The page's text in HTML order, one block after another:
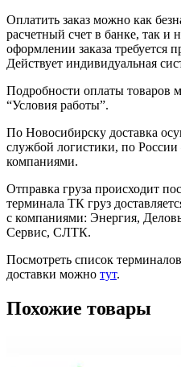
Оплатить заказ можно как
расчетный счет в банке, так и
оформлении заказа требуется
Действует индивидуальная
Подробности оплаты товаров
“Условия работы”.
По Новосибирску доставка
службой логистики, по
компаниями.
Отправка груза происходит
терминала ТК груз
с компаниями: Энергия,
Сервис, СЛТК.
Посмотреть список
доставки можно тут.
Похожие товары